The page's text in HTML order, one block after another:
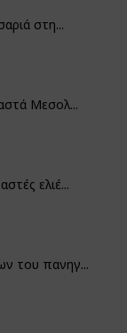
στη...
Μεσολ...
ελιέ...
του πανηγ...